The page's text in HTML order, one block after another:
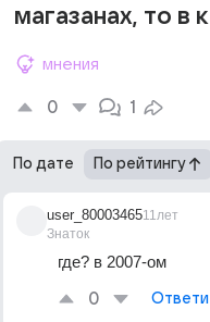
магазанах, то в
мнения
0 1
По дате По рейтингу
user_80003465
Знаток
11лет
где? в 2007-ом
0